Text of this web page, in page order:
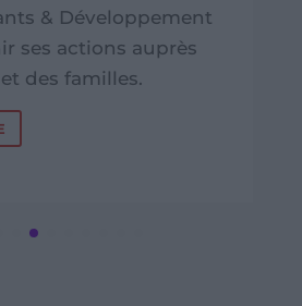
& Développement
ses actions auprès
des familles.